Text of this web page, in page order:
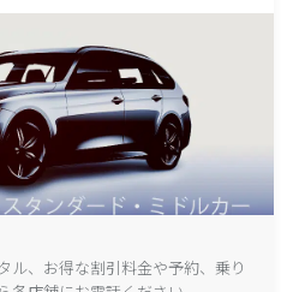
ル、お得な割引料金や予約、乗り